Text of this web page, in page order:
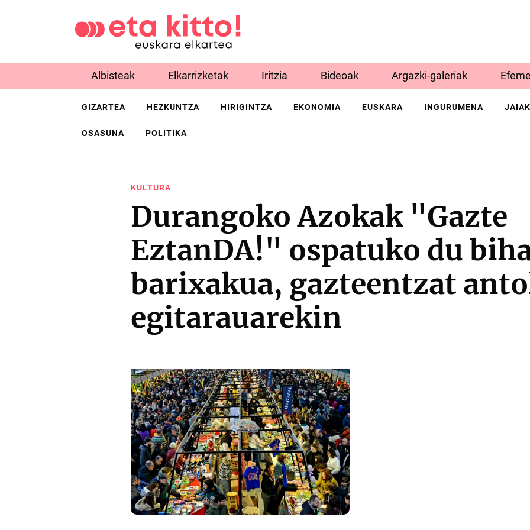
Albisteak Elkarrizketak Iritzia Bideoak Argazki-galeriak
GIZARTEA HEZKUNTZA HIRIGINTZA EKONOMIA EUSKARA INGURUMENA JAIAK
OSASUNA POLITIKA
KULTURA
Durangoko Azokak "Gazte
EztanDA!" ospatuko du
barixakua, gazteentzat
egitarauarekin